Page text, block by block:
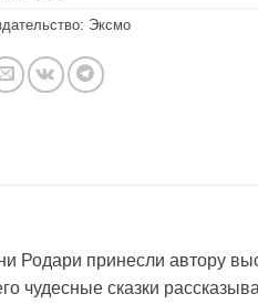
Эксмо
Родари принесли автору
сказки